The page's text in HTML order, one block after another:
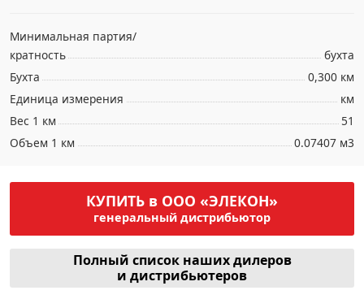
Минимальная партия/
кратность
бухта
Бухта
0,300 км
Единица измерения
км
Вес 1 км
51
Объем 1 км
0.07407 м3
КУПИТЬ в ООО «ЭЛЕКОН»
генеральный дистрибьютор
Полный список наших дилеров
и дистрибьютеров